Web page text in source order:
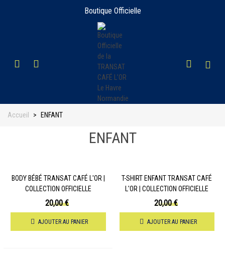
Boutique Officielle
Accueil > ENFANT
ENFANT
BODY BÉBÉ TRANSAT CAFÉ L'OR |
COLLECTION OFFICIELLE
20,00 €
AJOUTER AU PANIER
T-SHIRT ENFANT TRANSAT CAFÉ
L'OR | COLLECTION OFFICIELLE
20,00 €
AJOUTER AU PANIER